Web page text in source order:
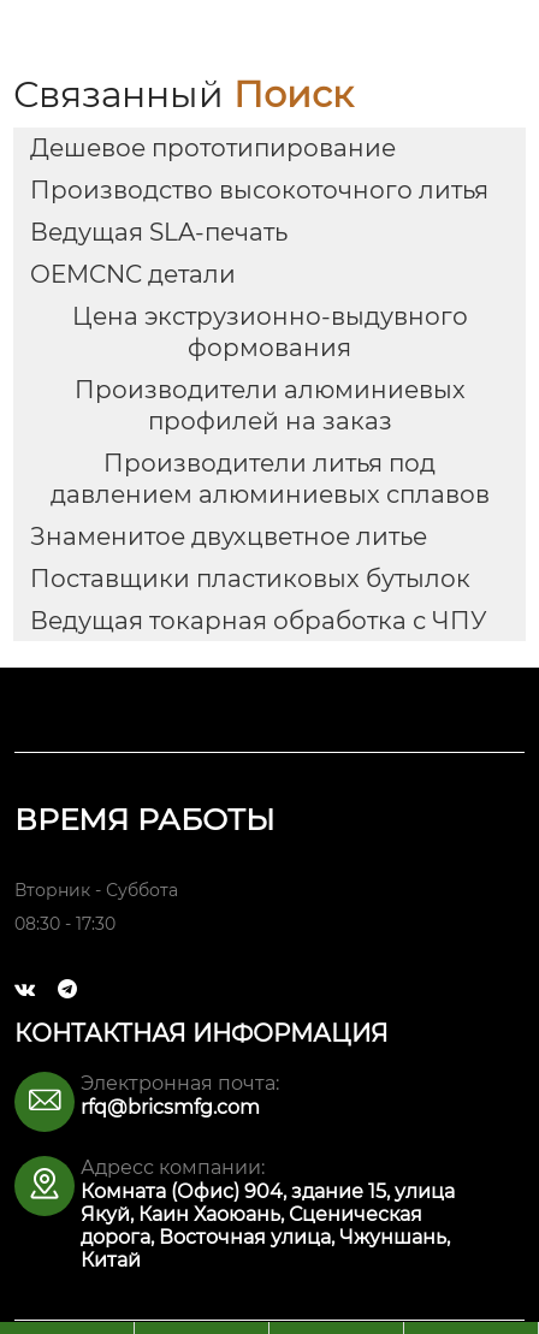
Связанный Поиск
Дешевое прототипирование
Производство высокоточного литья
Ведущая SLA-печать
OEMCNC детали
Цена экструзионно-выдувного
формования
Производители алюминиевых
профилей на заказ
Производители литья под
давлением алюминиевых сплавов
Знаменитое двухцветное литье
Поставщики пластиковых бутылок
Ведущая токарная обработка с ЧПУ
ВРЕМЯ РАБОТЫ
Вторник - Суббота
08:30 - 17:30
 
КОНТАКТНАЯ ИНФОРМАЦИЯ

Электронная почта:
rfq@bricsmfg.com

Адресс компании:
Комната (Офис) 904, здание 15, улица
Якуй, Каин Хаоюань, Сценическая
дорога, Восточная улица, Чжуншань,
Китай